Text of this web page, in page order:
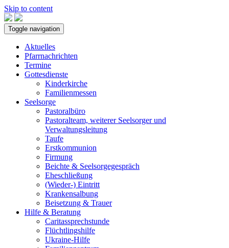
Skip to content
Toggle navigation
Aktuelles
Pfarrnachrichten
Termine
Gottesdienste
Kinderkirche
Familienmessen
Seelsorge
Pastoralbüro
Pastoralteam, weiterer Seelsorger und
Verwaltungsleitung
Taufe
Erstkommunion
Firmung
Beichte & Seelsorgegespräch
Eheschließung
(Wieder-) Eintritt
Krankensalbung
Beisetzung & Trauer
Hilfe & Beratung
Caritassprechstunde
Flüchtlingshilfe
Ukraine-Hilfe